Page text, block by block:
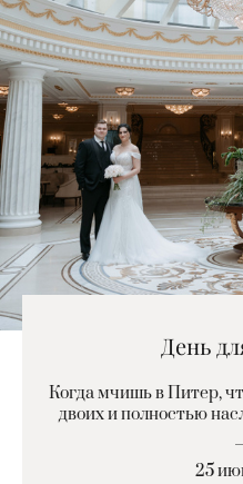
День
Когда мчишь в Питер,
двоих и полностью
25